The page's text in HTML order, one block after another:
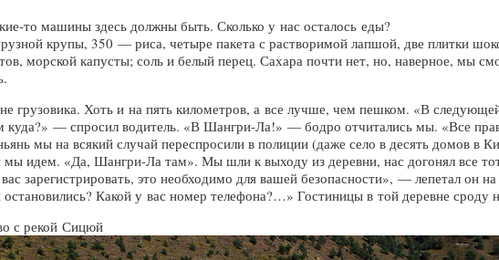
то машины здесь должны быть. Сколько у нас осталось еды?
крупы, 350 — риса, четыре пакета с растворимой лапшой, две плитки
морской капусты; соль и белый перец. Сахара почти нет, но, наверное, мы
грузовика. Хоть и на пять километров, а все лучше, чем пешком. «В
куда?» — спросил водитель. «В Шангри-Ла!» — бодро отчитались мы. «Все
мы на всякий случай переспросили в полиции (даже село в десять домов в
мы идем. «Да, Шангри-Ла там». Мы шли к выходу из деревни, нас догонял все
зарегистрировать, это необходимо для вашей безопасности», — лепетал он
Какой у вас номер телефона?…» Гостиницы в той деревне сроду
с рекой Сицюй